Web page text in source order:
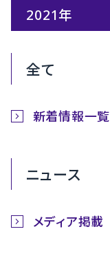
2021年
全て
新着情報一覧
ニュース
メディア掲載